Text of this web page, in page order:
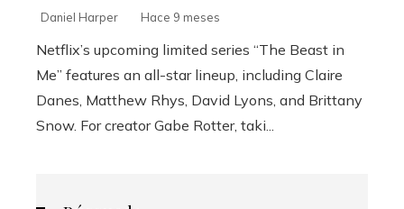
Daniel Harper Hace 9 meses
Netflix’s upcoming limited series “The Beast in
Me” features an all-star lineup, including Claire
Danes, Matthew Rhys, David Lyons, and Brittany
Snow. For creator Gabe Rotter, taki...